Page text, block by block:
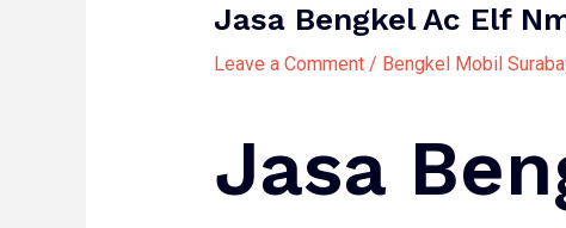
Jasa Bengkel Ac Elf
Leave a Comment / Bengkel Mobil
Jasa